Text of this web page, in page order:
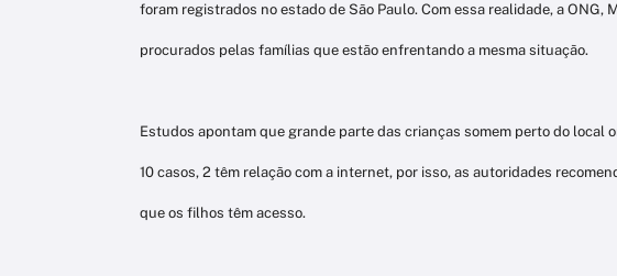
foram registrados no estado de São Paulo. Com essa realidade, a ONG,
procurados pelas famílias que estão enfrentando a mesma situação.
Estudos apontam que grande parte das crianças somem perto do local
10 casos, 2 têm relação com a internet, por isso, as autoridades
que os filhos têm acesso.